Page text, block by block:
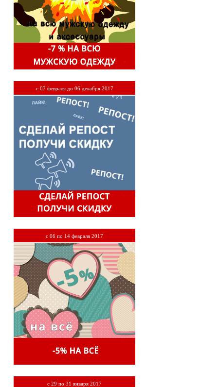
с 07 февраля до 06 декабря 2017
с 06 по 14 февраля 2017
с 29 по 31 января 2017